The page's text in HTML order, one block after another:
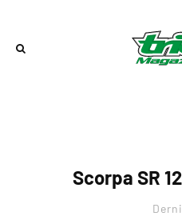
Scorpa SR